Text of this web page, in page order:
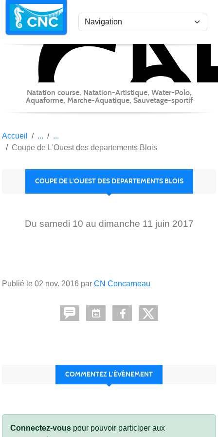
Natation course, Natation-Artistique, Water-Polo,
Aquaforme, Marche-Aquatique, Sauvetage-sportif
Accueil
Coupe de L'Ouest des departements Blois
COUPE DE L'OUEST DES DEPARTEMENTS BLOIS
Du samedi 10 au dimanche 11 juin 2017
Publié le 02 nov. 2016 par CN Concarneau
COMMENTEZ L’ÉVÈNEMENT
Connectez-vous pour pouvoir participer aux
Panneau de gestion des cookies